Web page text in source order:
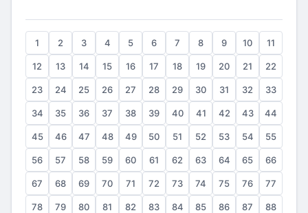
1 2 3 4 5 6 7 8 9 10 11
12 13 14 15 16 17 18 19 20 21 22
23 24 25 26 27 28 29 30 31 32 33
34 35 36 37 38 39 40 41 42 43 44
45 46 47 48 49 50 51 52 53 54 55
56 57 58 59 60 61 62 63 64 65 66
67 68 69 70 71 72 73 74 75 76 77
78 79 80 81 82 83 84 85 86 87 88